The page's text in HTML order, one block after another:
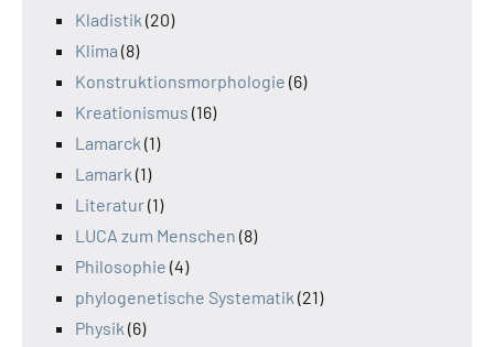
Kladistik (20)
Klima (8)
Konstruktionsmorphologie (6)
Kreationismus (16)
Lamarck (1)
Lamark (1)
Literatur(1)
LUCA zum Menschen (8)
Philosophie (4)
phylogenetische Systematik (21)
Physik (6)